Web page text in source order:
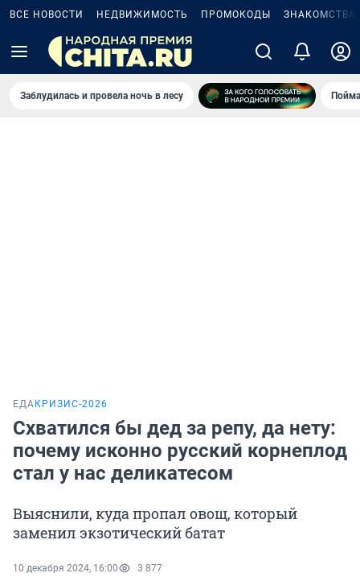
ВСЕ НОВОСТИ НЕДВИЖИМОСТЬ ПРОМОКОДЫ ЗНАКОМСТВА
Заблудилась и провела ночь в лесу
ЕДА КРИЗИС-2026
Схватился бы дед за репу, да нету:
почему исконно русский корнеплод
стал у нас деликатесом
Выяснили, куда пропал овощ, который
заменил экзотический батат
10 декабря 2024, 16:00 3 877